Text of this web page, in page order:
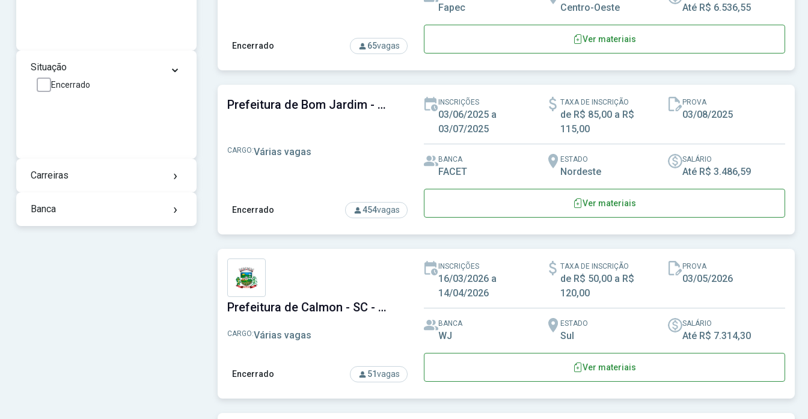
Situação ⌄
Encerrado
Carreiras ›
Banca ›
Encerrado 65vagas
Fapec Centro-Oeste Até R$ 6.536,55
Ver materiais
Encerrado 454vagas
Prefeitura de Bom Jardim - MG - Prefeitura Municipal de Bom Jardim - MG
CARGO:Várias vagas
INSCRIÇÕES
03/06/2025 a
03/07/2025
TAXA DE INSCRIÇÃO
de R$ 85,00 a R$
115,00
PROVA
03/08/2025
BANCA
FACET
ESTADO
Nordeste
SALÁRIO
Até R$ 3.486,59
Ver materiais
Encerrado 51vagas
Prefeitura de Calmon - SC - Prefeitura Municipal de Calmon - SC
CARGO:Várias vagas
INSCRIÇÕES
16/03/2026 a
14/04/2026
TAXA DE INSCRIÇÃO
de R$ 50,00 a R$
120,00
PROVA
03/05/2026
BANCA
WJ
ESTADO
Sul
SALÁRIO
Até R$ 7.314,30
Ver materiais